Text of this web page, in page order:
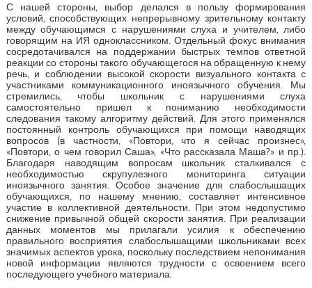
С нашей стороны, выбор делался в пользу формирования
условий, способствующих непрерывному зрительному контакту
между обучающимся с нарушениями слуха и учителем, либо
говорящим на ИЯ одноклассником. Отдельный фокус внимания
сосредотачивался на поддержании быстрых темпов ответной
реакции со стороны такого обучающегося на обращенную к нему
речь, и соблюдении высокой скорости визуального контакта с
участниками коммуникационного иноязычного обучения. Мы
стремились, чтобы школьник с нарушениями слуха
самостоятельно пришел к пониманию необходимости
следования такому алгоритму действий. Для этого применялся
постоянный контроль обучающихся при помощи наводящих
вопросов (в частности, «Повтори, что я сейчас произнес»,
«Повтори, о чем говорил Саша», «Что рассказала Маша?» и пр.).
Благодаря наводящим вопросам школьник сталкивался с
необходимостью скрупулезного мониторинга ситуации
иноязычного занятия. Особое значение для слабослышащих
обучающихся, по нашему мнению, составляет интенсивное
участие в коллективной деятельности. При этом недопустимо
снижение привычной общей скорости занятия. При реализации
данных моментов мы прилагали усилия к обеспечению
правильного восприятия слабослышащими школьниками всех
значимых аспектов урока, поскольку последствием непонимания
новой информации являются трудности с освоением всего
последующего учебного материала.